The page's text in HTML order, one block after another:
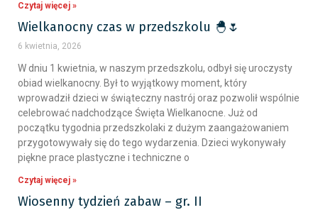
Czytaj więcej »
Wielkanocny czas w przedszkolu 🐣🌷
6 kwietnia, 2026
W dniu 1 kwietnia, w naszym przedszkolu, odbył się uroczysty
obiad wielkanocny. Był to wyjątkowy moment, który
wprowadził dzieci w świąteczny nastrój oraz pozwolił wspólnie
celebrować nadchodzące Święta Wielkanocne. Już od
początku tygodnia przedszkolaki z dużym zaangażowaniem
przygotowywały się do tego wydarzenia. Dzieci wykonywały
piękne prace plastyczne i techniczne o
Czytaj więcej »
Wiosenny tydzień zabaw – gr. II